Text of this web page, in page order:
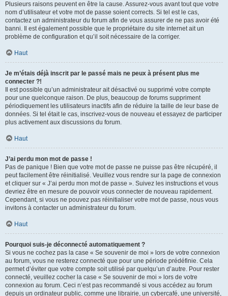
Plusieurs raisons peuvent en être la cause. Assurez-vous avant tout que votre
nom d’utilisateur et votre mot de passe soient corrects. Si tel est le cas,
contactez un administrateur du forum afin de vous assurer de ne pas avoir été
banni. Il est également possible que le propriétaire du site internet ait un
problème de configuration et qu’il soit nécessaire de la corriger.
Haut
Je m’étais déjà inscrit par le passé mais ne peux à présent plus me
connecter ?!
Il est possible qu’un administrateur ait désactivé ou supprimé votre compte
pour une quelconque raison. De plus, beaucoup de forums suppriment
périodiquement les utilisateurs inactifs afin de réduire la taille de leur base de
données. Si tel était le cas, inscrivez-vous de nouveau et essayez de participer
plus activement aux discussions du forum.
Haut
J’ai perdu mon mot de passe !
Pas de panique ! Bien que votre mot de passe ne puisse pas être récupéré, il
peut facilement être réinitialisé. Veuillez vous rendre sur la page de connexion
et cliquer sur « J’ai perdu mon mot de passe ». Suivez les instructions et vous
devriez être en mesure de pouvoir vous connecter de nouveau rapidement.
Cependant, si vous ne pouvez pas réinitialiser votre mot de passe, nous vous
invitons à contacter un administrateur du forum.
Haut
Pourquoi suis-je déconnecté automatiquement ?
Si vous ne cochez pas la case « Se souvenir de moi » lors de votre connexion
au forum, vous ne resterez connecté que pour une période prédéfinie. Cela
permet d’éviter que votre compte soit utilisé par quelqu’un d’autre. Pour rester
connecté, veuillez cocher la case « Se souvenir de moi » lors de votre
connexion au forum. Ceci n’est pas recommandé si vous accédez au forum
depuis un ordinateur public, comme une librairie, un cybercafé, une université,